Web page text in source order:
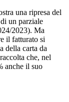
una ripresa del
un parziale
2023). Ma
il fatturato si
della carta da
che, nel
anche il suo